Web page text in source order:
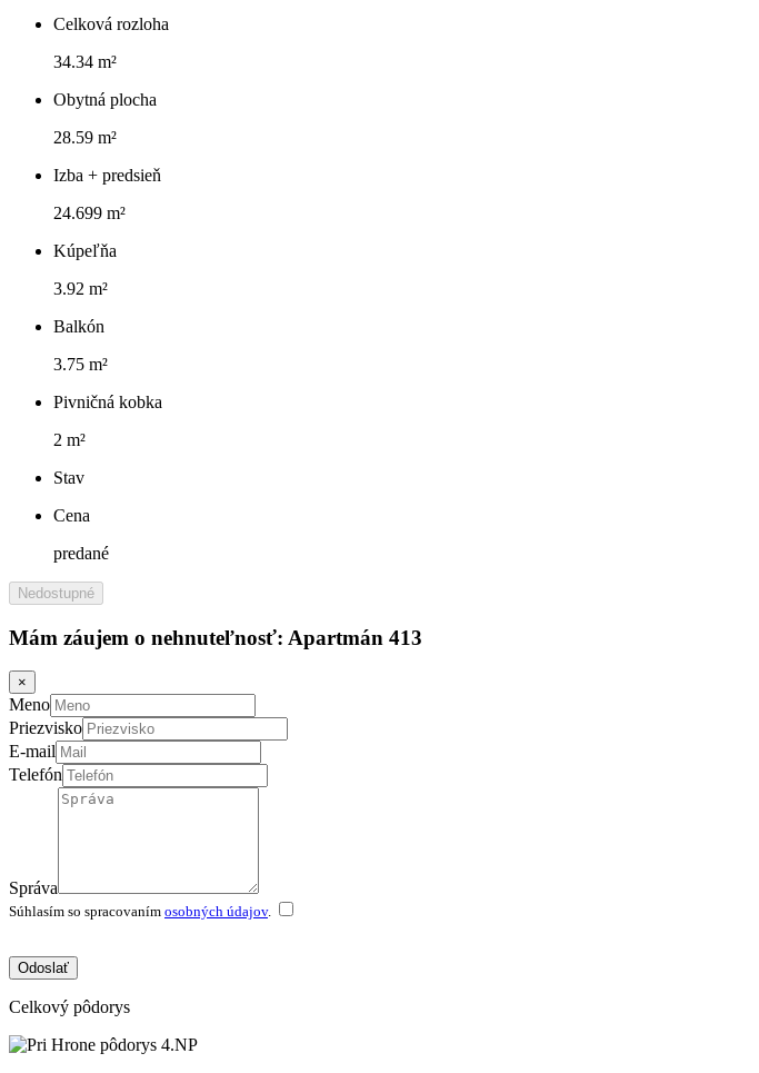
Celková rozloha
34.34 m²
Obytná plocha
28.59 m²
Izba + predsieň
24.699 m²
Kúpeľňa
3.92 m²
Balkón
3.75 m²
Pivničná kobka
2 m²
Stav
Cena
predané
Nedostupné
Mám záujem o nehnuteľnosť: Apartmán 413
×
Meno
Priezvisko
E-mail
Telefón
Správa
Súhlasím so spracovaním osobných údajov.
Odoslať
Celkový pôdorys